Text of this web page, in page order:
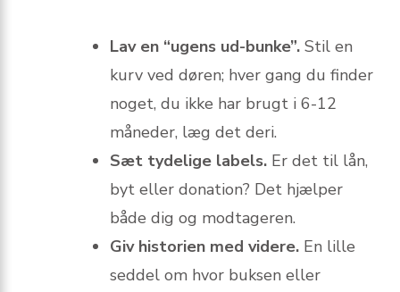
Lav en “ugens ud-bunke”. Stil en
kurv ved døren; hver gang du finder
noget, du ikke har brugt i 6-12
måneder, læg det deri.
Sæt tydelige labels. Er det til lån,
byt eller donation? Det hjælper
både dig og modtageren.
Giv historien med videre. En lille
seddel om hvor buksen eller